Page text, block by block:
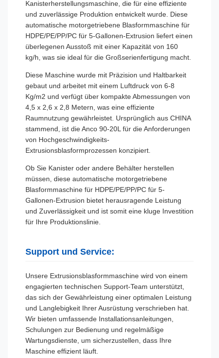
Kanisterherstellungsmaschine, die für eine effiziente
und zuverlässige Produktion entwickelt wurde. Diese
automatische motorgetriebene Blasformmaschine für
HDPE/PE/PP/PC für 5-Gallonen-Extrusion liefert einen
überlegenen Ausstoß mit einer Kapazität von 160
kg/h, was sie ideal für die Großserienfertigung macht.
Diese Maschine wurde mit Präzision und Haltbarkeit
gebaut und arbeitet mit einem Luftdruck von 6-8
Kg/m2 und verfügt über kompakte Abmessungen von
4,5 x 2,6 x 2,8 Metern, was eine effiziente
Raumnutzung gewährleistet. Ursprünglich aus CHINA
stammend, ist die Anco 90-20L für die Anforderungen
von Hochgeschwindigkeits-
Extrusionsblasformprozessen konzipiert.
Ob Sie Kanister oder andere Behälter herstellen
müssen, diese automatische motorgetriebene
Blasformmaschine für HDPE/PE/PP/PC für 5-
Gallonen-Extrusion bietet herausragende Leistung
und Zuverlässigkeit und ist somit eine kluge Investition
für Ihre Produktionslinie.
Support und Service:
Unsere Extrusionsblasformmaschine wird von einem
engagierten technischen Support-Team unterstützt,
das sich der Gewährleistung einer optimalen Leistung
und Langlebigkeit Ihrer Ausrüstung verschrieben hat.
Wir bieten umfassende Installationsanleitungen,
Schulungen zur Bedienung und regelmäßige
Wartungsdienste, um sicherzustellen, dass Ihre
Maschine effizient läuft.